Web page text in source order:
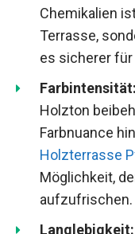
Chemikalien
Terrasse,
es sicherer für
Farbintensität:
Holzton
Farbnuance
Holzterrasse
Möglichkeit,
aufzufrischen.
Langlebigkeit: